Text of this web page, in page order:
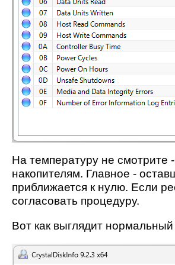
На температуру не смотрите
накопителям. Главное -
приближается к нулю. Если
согласовать процедуру.
Вот как выглядит нормальный